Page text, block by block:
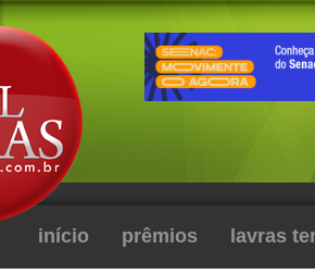
início prêmios lavras